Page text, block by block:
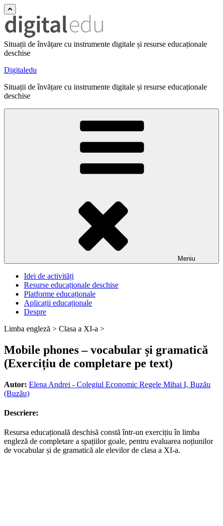
Situații de învățare cu instrumente digitale și resurse educaționale
deschise
Digitaledu
Situații de învățare cu instrumente digitale și resurse educaționale
deschise
Meniu
Idei de activități
Resurse educaționale deschise
Platforme educaționale
Aplicații educaționale
Despre
Limba engleză > Clasa a XI-a >
Mobile phones – vocabular și gramatică
(Exercițiu de completare pe text)
Autor: Elena Andrei - Colegiul Economic Regele Mihai I, Buzău
(Buzău)
Descriere:
Resursa educațională deschisă constă într-un exercițiu în limba
engleză de completare a spațiilor goale, pentru evaluarea noțiunilor
de vocabular și de gramatică ale elevilor de clasa a XI-a.